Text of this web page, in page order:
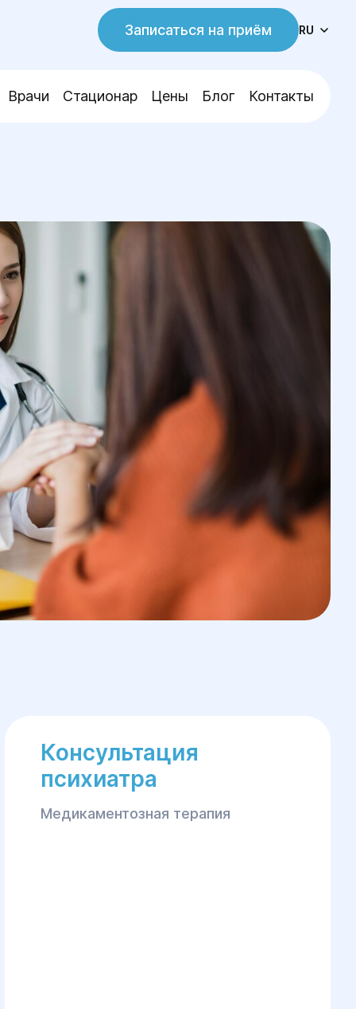
Записаться на приём RU
Врачи Стационар Цены Блог Контакты
Консультация
психиатра
Медикаментозная терапия